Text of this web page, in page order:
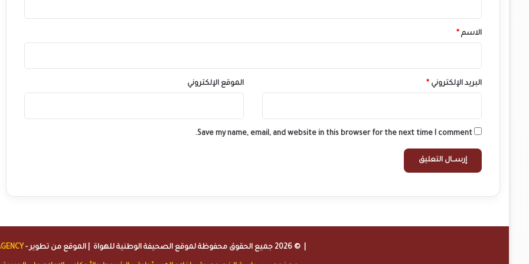
*
الاسم *
البريد الإلكتروني * الموقع الإلكتروني
Save my name, email, and website in this browser for the next time I comment.
| © 2026 جميع الحقوق محفوظة لموقع الصحيفة الوطنية للهواة | الموقع من تطوير -